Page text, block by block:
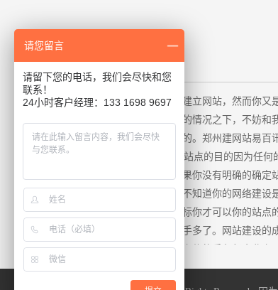
专业做网站需要做好哪些？
郑州建站公司提供您，如果你想要建立网站，然而你又
一个网站建设的小白，在毫无头绪的情况之下，不妨和
一起来看看专业做网站是怎么成功的。郑州建网站易百
提醒您几点，1、网站建设确定web站点的目的因为任何
一个网站都是有它存在的价值，如果你没有明确的确定
点目标是用来干嘛的，这样你也就不知道你的网络建设
用来干嘛的。只有确定好站点的目标你才可以你的站点
价值在哪，而且做起来就比较的顺手多了。网站建设的
功可以帮企业推广产品，通过一些宣传的手段帮企业宣
传。可以在网站上赚钱一定的利益，所以说确定好站点
目标可以为你谋福利。2、网站建设选择的域名也是相
请您留言
请留下您的电话，我们会尽快和您
联系！
24小时客户经理：133 1698 9697